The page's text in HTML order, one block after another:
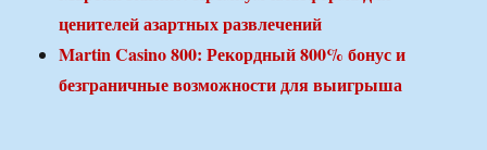
ценителей азартных развлечений
Martin Casino 800: Рекордный 800% бонус и
безграничные возможности для выигрыша